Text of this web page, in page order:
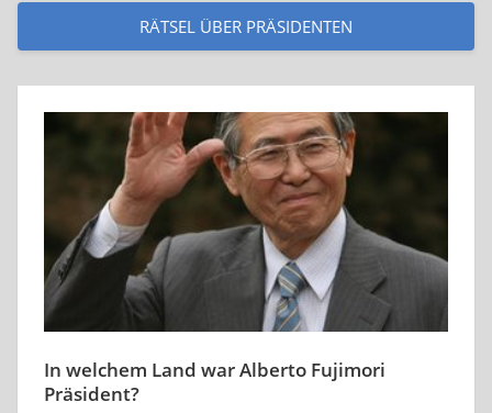
RÄTSEL ÜBER PRÄSIDENTEN
In welchem Land war Alberto Fujimori
Präsident?